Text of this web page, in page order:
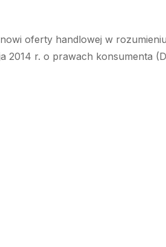
oferty handlowej w
2014 r. o prawach konsumenta